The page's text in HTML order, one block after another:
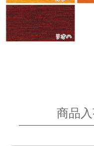
商品